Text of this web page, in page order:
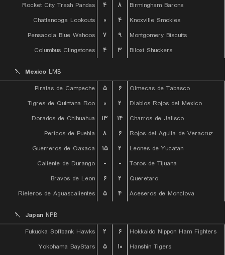
Rocket City Trash Pandas
۴ ۸
Birmingham Barons
Chattanooga Lookouts
۰ ۴
Knoxville Smokies
Pensacola Blue Wahoos
۷ ۹
Montgomery Biscuits
Columbus Clingstones
۴ ۳ Biloxi Shuckers
Mexico LMB
Piratas de Campeche
۵ ۶
Olmecas de Tabasco
Tigres de Quintana Roo
۰ ۲
Diablos Rojos del Mexico
Dorados de Chihuahua
۱۳ ۱۴
Charros de Jalisco
Pericos de Puebla
۸ ۶
Rojos del Aguila de Veracruz
Guerreros de Oaxaca
۱۵ ۲
Leones de Yucatan
Caliente de Durango
- -
Toros de Tijuana
Bravos de Leon
۶ ۲
Queretaro
Rieleros de Aguascalientes
۵ ۴ Aceseros de Monclova
Japan NPB
Fukuoka Softbank Hawks
۲ ۶
Hokkaido Nippon Ham Fighters
Yokohama BayStars
۵ ۱۰
Hanshin Tigers